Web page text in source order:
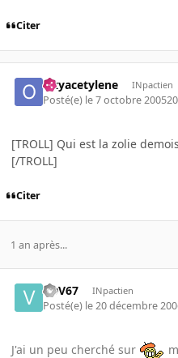
Citer
Oxyacetylene INpactien
Posté(e) le 7 octobre 2005
[TROLL] Qui est la zolie
[/TROLL]
Citer
1 an après...
VDV67 INpactien
Posté(e) le 20 décembre
J'ai un peu cherché sur